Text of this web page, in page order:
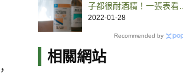
子都很耐酒精！一張表看懂
酒精用哪種容器裝才正確
2022-01-28
Recommended by
相關網站